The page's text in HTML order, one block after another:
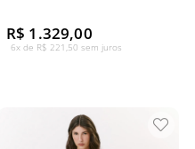
R$ 1.329,00
6x de R$ 221,50 sem juros